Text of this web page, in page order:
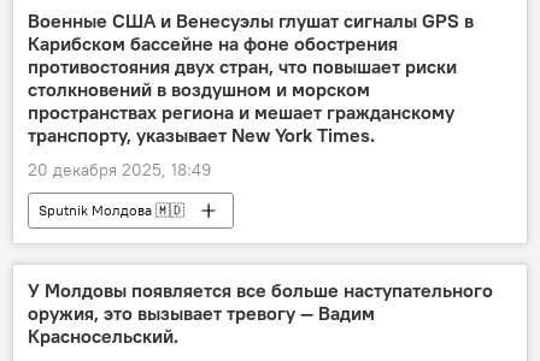
Военные США и Венесуэлы глушат сигналы GPS в
Карибском бассейне на фоне обострения
противостояния двух стран, что повышает риски
столкновений в воздушном и морском
пространствах региона и мешает гражданскому
транспорту, указывает New York Times.
20 декабря 2025, 18:49
Sputnik Молдова 🇲🇩
У Молдовы появляется все больше наступательного
оружия, это вызывает тревогу — Вадим
Красносельский.